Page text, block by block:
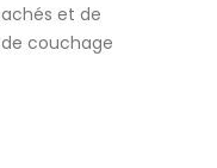
et de
couchage